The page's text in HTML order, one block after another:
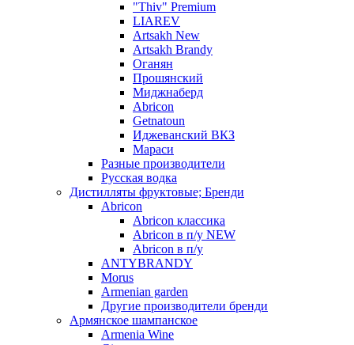
"Thiv" Premium
LIAREV
Artsakh New
Artsakh Brandy
Оганян
Прошянский
Миджнаберд
Abricon
Getnatoun
Иджеванский ВКЗ
Мараси
Разные производители
Русская водка
Дистилляты фруктовые; Бренди
Abricon
Abricon классика
Abricon в п/у NEW
Abricon в п/у
ANTYBRANDY
Morus
Armenian garden
Другие производители бренди
Армянское шампанское
Armenia Wine